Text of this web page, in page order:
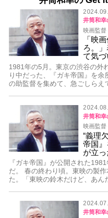
井筒和
映画監督
「映
ろ。
て気
1981年の5月。東京の渋谷の外
り中だった、『ガキ帝国』を
の助監督を集めて、急ごしらえ
井筒和
映画監督
“義理
帝国
が立っ
『ガキ帝国』が公開された
だ。 春の終わり頃。東映の製
た。「東映の鈴木だけど、あん
井筒和